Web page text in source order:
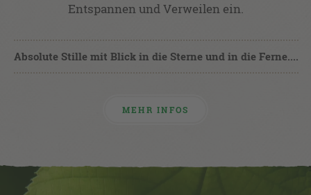
Entspannen und Verweilen ein.
Absolute Stille mit Blick in die Sterne und in die Ferne....
MEHR INFOS